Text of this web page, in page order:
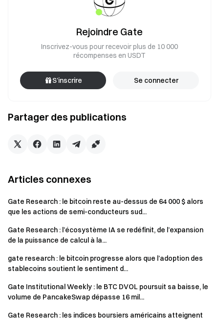
Explorer les détails d'aujourd'hui →
L'offre d'ETH sur les plateformes d'échange atteint un plus
bas de 9 ans ; l'Oklahoma propose d'ajouter du Bitcoin aux
réserves de l'État
Gate Research est une plateforme de recherche blockchain
et crypto complète qui fournit aux lecteurs un contenu
informations exclusives, des revues de marché, des
recherches sectorielles, des prévisions de tendances et
Avertissement
recommandation. Vous devez toujours demander l'avis
professionnel indépendant avant de prendre des décisions
d'investissement. Veuillez noter que Gate peut restreindre
ou interdire certains ou tous les services aux utilisateurs de
l'Accord de l'Utilisateur à l'adresse :
https://www.gate.com/user-agreement
marché des crypto-monnaies comporte des risques élevés.
Les utilisateurs sont invités à mener des recherches
indépendantes et à comprendre pleinement la nature des
Partager des publications
Rejoindre Gate
Inscrivez-vous pour recevoir plus de 10 000
récompenses en USDT
S’inscrire Se connecter
Articles connexes
Gate Research : le bitcoin reste au-dessus de 64 000 $ alors
que les actions de semi-conducteurs sud...
Gate Research : l’écosystème IA se redéfinit, de l’expansion
de la puissance de calcul à la...
gate research : le bitcoin progresse alors que l’adoption des
stablecoins soutient le sentiment d...
Gate Institutional Weekly : le BTC DVOL poursuit sa baisse, le
volume de PancakeSwap dépasse 16 mil...
Gate Research : les indices boursiers américains atteignent